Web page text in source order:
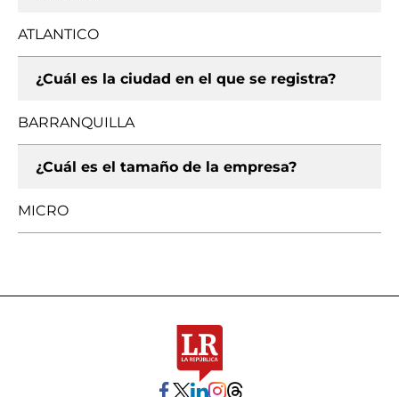
ATLANTICO
¿Cuál es la ciudad en el que se registra?
BARRANQUILLA
¿Cuál es el tamaño de la empresa?
MICRO